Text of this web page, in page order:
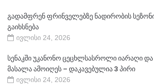
გადამფრენ ფრინველებზე ნადირობის
გაიხსნება
ივლისი 24, 2026
სენაკში უკანონო ცეცხლსასროლი იარაღი
მასალა ამოიღეს – დაკავებულია 3 პირი
ივლისი 24, 2026